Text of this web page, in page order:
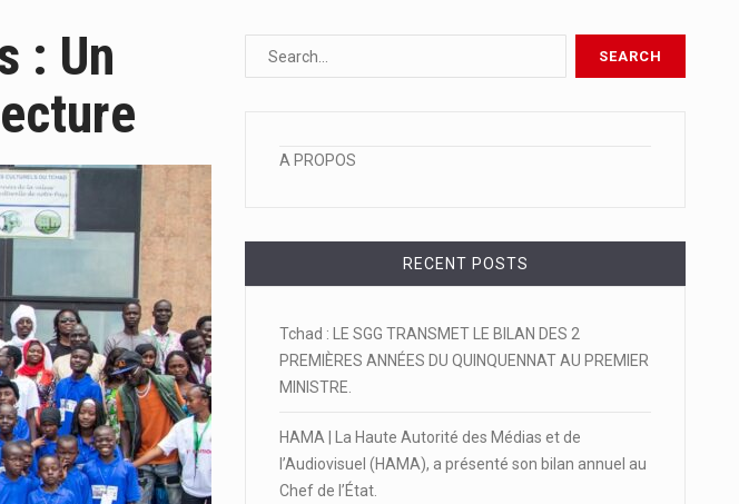
: Un
A PROPOS
RECENT POSTS
Tchad : LE SGG TRANSMET LE BILAN DES 2
PREMIÈRES ANNÉES DU QUINQUENNAT AU PREMIER
MINISTRE.
HAMA | La Haute Autorité des Médias et de
l’Audiovisuel (HAMA), a présenté son bilan annuel au
Chef de l’État.